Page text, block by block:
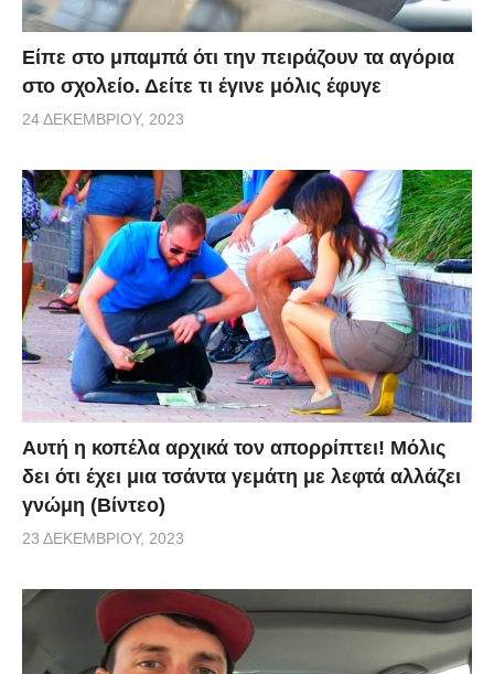
Είπε στο μπαμπά ότι την πειράζουν τα αγόρια
στο σχολείο. Δείτε τι έγινε μόλις έφυγε
24 ΔΕΚΕΜΒΡΊΟΥ, 2023
Αυτή η κοπέλα αρχικά τον απορρίπτει! Μόλις
δει ότι έχει μια τσάντα γεμάτη με λεφτά αλλάζει
γνώμη (Βίντεο)
23 ΔΕΚΕΜΒΡΊΟΥ, 2023